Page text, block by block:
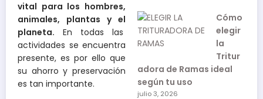
Cómo
elegir
la
Tritur
adora de Ramas ideal
según tu uso
julio 3, 2026
vital para los hombres,
animales, plantas y el
planeta. En todas las
actividades se encuentra
presente, es por ello que
su ahorro y preservación
es tan importante.